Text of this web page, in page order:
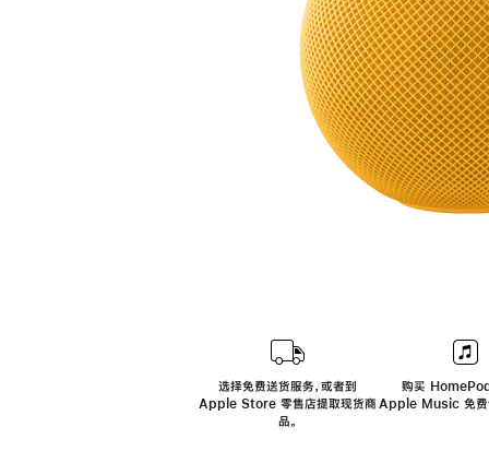
选择免费送货服务，或者到
Apple Store 零售店提取现货商
品。
购买
Apple Music 免费